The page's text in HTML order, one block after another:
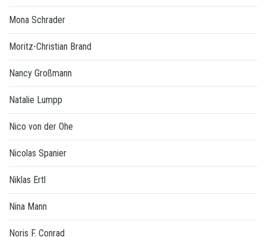
Mona Schrader
Moritz-Christian Brand
Nancy Großmann
Natalie Lumpp
Nico von der Ohe
Nicolas Spanier
Niklas Ertl
Nina Mann
Noris F. Conrad